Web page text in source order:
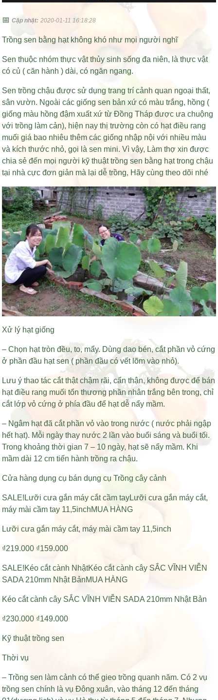
📅Cập nhật: 2020-01-11 16:18:28
Trồng sen bằng hạt không khó như mọi người nghĩ
Sen thuộc nhóm thực vật thủy sinh sống đa niên, là thực vật
có củ ( căn hành ) dài, có ngăn ngang.
Sen trồng chậu được sử dụng trang trí cảnh quan ngoại thất,
sân vườn. Ngoài các giống sen bản xứ có màu trắng, hồng (
giống màu hồng đậm xuất xứ từ Đồng Tháp được ưa chuộng
với trồng làm cản), hiện nay thị trường còn có hạt điều rang
muối giá bao nhiêu thêm các giống nhập nội với nhiều màu
và kích thước nhỏ, gọi là sen mini. Vì vậy, Làm thợ xin được
chia sẻ đến mọi người kỹ thuật trồng sen bằng hạt trong chậu
tại nhà cực đơn giản mà lại dễ trồng, Hãy cùng theo dõi nhé
Xử lý hạt giống
– Chọn hạt tròn đều, to, mẩy. Dùng dao bén, cắt phần vỏ cứng
ở phần đầu hạt sen ( phần đầu có vết lõm vào nhỏ).
Lưu ý thao tác cắt thật chậm rãi, cẩn thận, không được để bán
hạt điều rang muối tổn thương phần nhân trắng bên trong, chỉ
cắt lớp vỏ cứng ở phía đầu để hạt dễ nẩy mầm.
– Ngâm hạt đã cắt phần vỏ vào trong nước ( nước phải ngập
hết hạt). Mỗi ngày thay nước 2 lần vào buổi sáng và buổi tối.
Trong khoảng thời gian 7 – 10 ngày, hạt sẽ nẩy mầm. Khi
mầm dài 12 cm tiến hành trồng ra chậu.
Cửa hàng dụng cụ bán dụng cụ Trồng cây cảnh
SALE!Lưỡi cưa gắn máy cắt cầm tayLưỡi cưa gắn máy cắt,
máy mài cầm tay 11,5inchMUA HÀNG
Lưỡi cưa gắn máy cắt, máy mài cầm tay 11,5inch
₫219.000 ₫159.000
SALE!Kéo cắt cành NhậtKéo cắt cành cây SẮC VĨNH VIỄN
SADA 210mm Nhật BảnMUA HÀNG
Kéo cắt cành cây SẮC VĨNH VIỄN SADA 210mm Nhật Bản
₫230.000 ₫149.000
Kỹ thuật trồng sen
Thời vụ
– Trồng sen làm cảnh có thể gieo trồng quanh năm. Có 2 vụ
trồng sen chính là vụ Đông xuân, vào tháng 12 đến tháng